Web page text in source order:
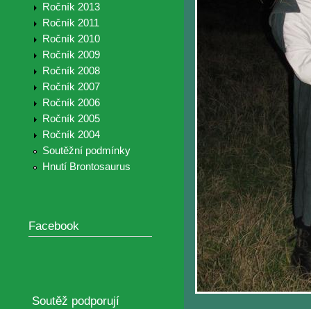
Ročník 2013
Ročník 2011
Ročník 2010
Ročník 2009
Ročník 2008
Ročník 2007
Ročník 2006
Ročník 2005
Ročník 2004
Soutěžní podmínky
Hnutí Brontosaurus
Facebook
Soutěž podporují